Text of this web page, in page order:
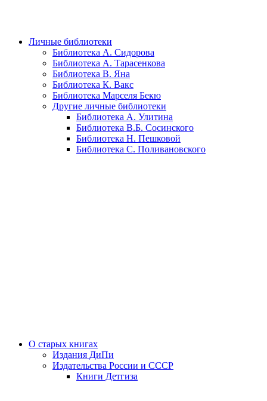
Личные библиотеки
Библиотека А. Сидорова
Библиотека А. Тарасенкова
Библиотека В. Яна
Библиотека К. Вакс
Библиотека Марселя Бекю
Другие личные библиотеки
Библиотека А. Улитина
Библиотека В.Б. Сосинского
Библиотека Н. Пешковой
Библиотека С. Поливановского
О старых книгах
Издания ДиПи
Издательства России и СССР
Книги Детгиза